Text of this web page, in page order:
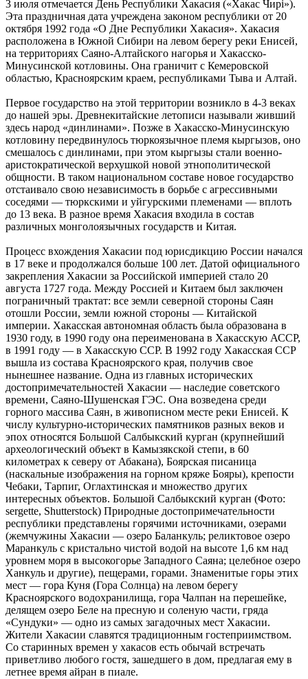
3 июля отмечается День Республики Хакасия («Хакас Чирi»).
Эта праздничная дата учреждена законом республики от 20
октября 1992 года «О Дне Республики Хакасия». Хакасия
расположена в Южной Сибири на левом берегу реки Енисей,
на территориях Саяно-Алтайского нагорья и Хакасско-
Минусинской котловины. Она граничит с Кемеровской
областью, Красноярским краем, республиками Тыва и Алтай.
Первое государство на этой территории возникло в 4-3 веках
до нашей эры. Древнекитайские летописи называли живший
здесь народ «динлинами». Позже в Хакасско-Минусинскую
котловину передвинулось тюркоязычное племя кыргызов, оно
смешалось с динлинами, при этом кыргызы стали военно-
аристократической верхушкой новой этнополитической
общности. В таком национальном составе новое государство
отстаивало свою независимость в борьбе с агрессивными
соседями — тюркскими и уйгурскими племенами — вплоть
до 13 века. В разное время Хакасия входила в состав
различных монголоязычных государств и Китая.
Процесс вхождения Хакасии под юрисдикцию России начался
в 17 веке и продолжался больше 100 лет. Датой официального
закрепления Хакасии за Российской империей стало 20
августа 1727 года. Между Россией и Китаем был заключен
пограничный трактат: все земли северной стороны Саян
отошли России, земли южной стороны — Китайской
империи. Хакасская автономная область была образована в
1930 году, в 1990 году она переименована в Хакасскую АССР,
в 1991 году — в Хакасскую ССР. В 1992 году Хакасская ССР
вышла из состава Красноярского края, получив свое
нынешнее название. Одна из главных исторических
достопримечательностей Хакасии — наследие советского
времени, Саяно-Шушенская ГЭС. Она возведена среди
горного массива Саян, в живописном месте реки Енисей. К
числу культурно-исторических памятников разных веков и
эпох относятся Большой Салбыкский курган (крупнейший
археологический объект в Камызякской степи, в 60
километрах к северу от Абакана), Боярская писаница
(наскальные изображения на горном кряже Бояры), крепости
Чебаки, Тарпиг, Оглахтинская и множество других
интересных объектов. Большой Салбыкский курган (Фото:
sergette, Shutterstock) Природные достопримечательности
республики представлены горячими источниками, озерами
(жемчужины Хакасии — озеро Баланкуль; реликтовое озеро
Маранкуль с кристально чистой водой на высоте 1,6 км над
уровнем моря в высокогорье Западного Саяна; целебное озеро
Ханкуль и другие), пещерами, горами. Знаменитые горы этих
мест — гора Куня (Гора Солнца) на левом берегу
Красноярского водохранилища, гора Чалпан на перешейке,
делящем озеро Беле на пресную и соленую части, гряда
«Сундуки» — одно из самых загадочных мест Хакасии.
Жители Хакасии славятся традиционным гостеприимством.
Со старинных времен у хакасов есть обычай встречать
приветливо любого гостя, зашедшего в дом, предлагая ему в
летнее время айран в пиале.